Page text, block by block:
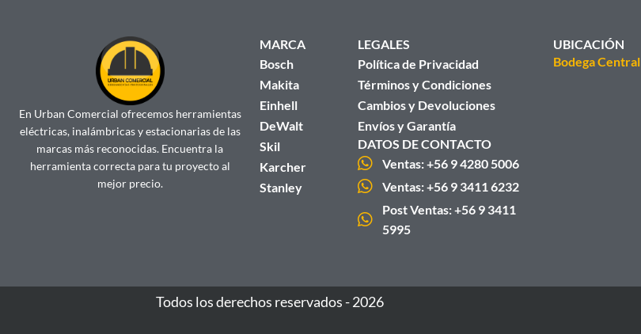
En Urban Comercial ofrecemos herramientas
eléctricas, inalámbricas y estacionarias de las
marcas más reconocidas. Encuentra la
herramienta correcta para tu proyecto al
mejor precio.
MARCA
Bosch
Makita
Einhell
DeWalt
Skil
Karcher
Stanley
LEGALES
Política de Privacidad
Términos y Condiciones
Cambios y Devoluciones
Envíos y Garantía
DATOS DE CONTACTO
Ventas: +56 9 4280 5006
Ventas: +56 9 3411 6232
Post Ventas: +56 9 3411
5995
UBICACIÓN
Bodega Central
Todos los derechos reservados - 2026